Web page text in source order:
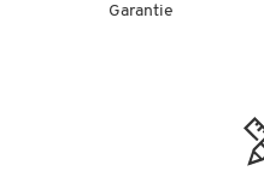
Garantie